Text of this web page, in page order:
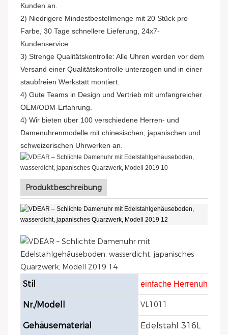
Kunden an.
2) Niedrigere Mindestbestellmenge mit 20 Stück pro
Farbe, 30 Tage schnellere Lieferung, 24x7-
Kundenservice.
3) Strenge Qualitätskontrolle: Alle Uhren werden vor dem
Versand einer Qualitätskontrolle unterzogen und in einer
staubfreien Werkstatt montiert.
4) Gute Teams in Design und Vertrieb mit umfangreicher
OEM/ODM-Erfahrung.
4) Wir bieten über 100 verschiedene Herren- und
Damenuhrenmodelle mit chinesischen, japanischen und
schweizerischen Uhrwerken an.
Produktbeschreibung
Stil einfache Herrenuhr
Nr./Modell VL1011
Gehäusematerial Edelstahl 316L